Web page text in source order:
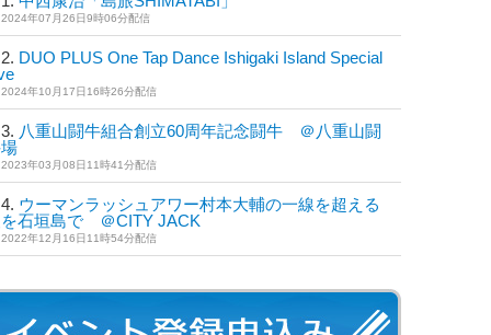
2024年07月26日9時06分配信
DUO PLUS One Tap Dance Ishigaki Island Special
2024年10月17日16時26分配信
八重山闘牛組合創立60周年記念闘牛 ＠八重山闘
2023年03月08日11時41分配信
ウーマンラッシュアワー村本大輔の一線を超える
石垣島で ＠CITY JACK
2022年12月16日11時54分配信